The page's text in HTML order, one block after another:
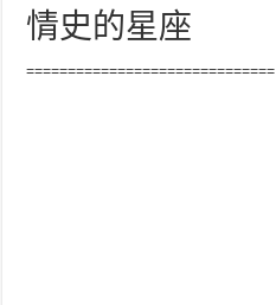
情史的星座
==============================